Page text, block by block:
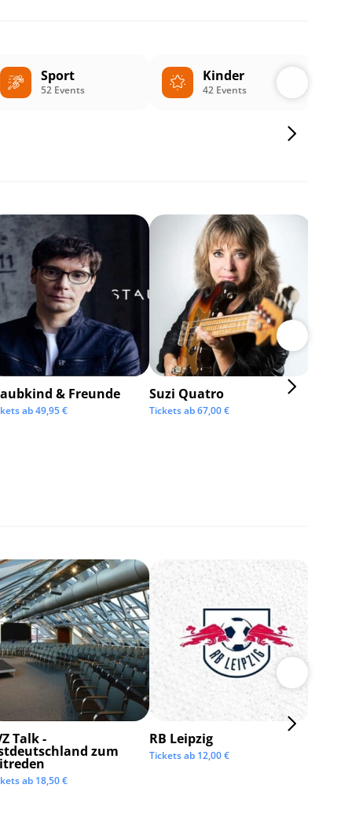
Sport
52 Events
Kinder
42 Events
& Freunde
ab49,95€
Suzi Quatro
Tickets ab67,00€
Talk -
zum
ab 18,50€
RB Leipzig
Tickets ab 12,00€